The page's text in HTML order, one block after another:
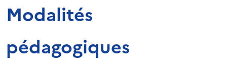
Modalités
pédagogiques